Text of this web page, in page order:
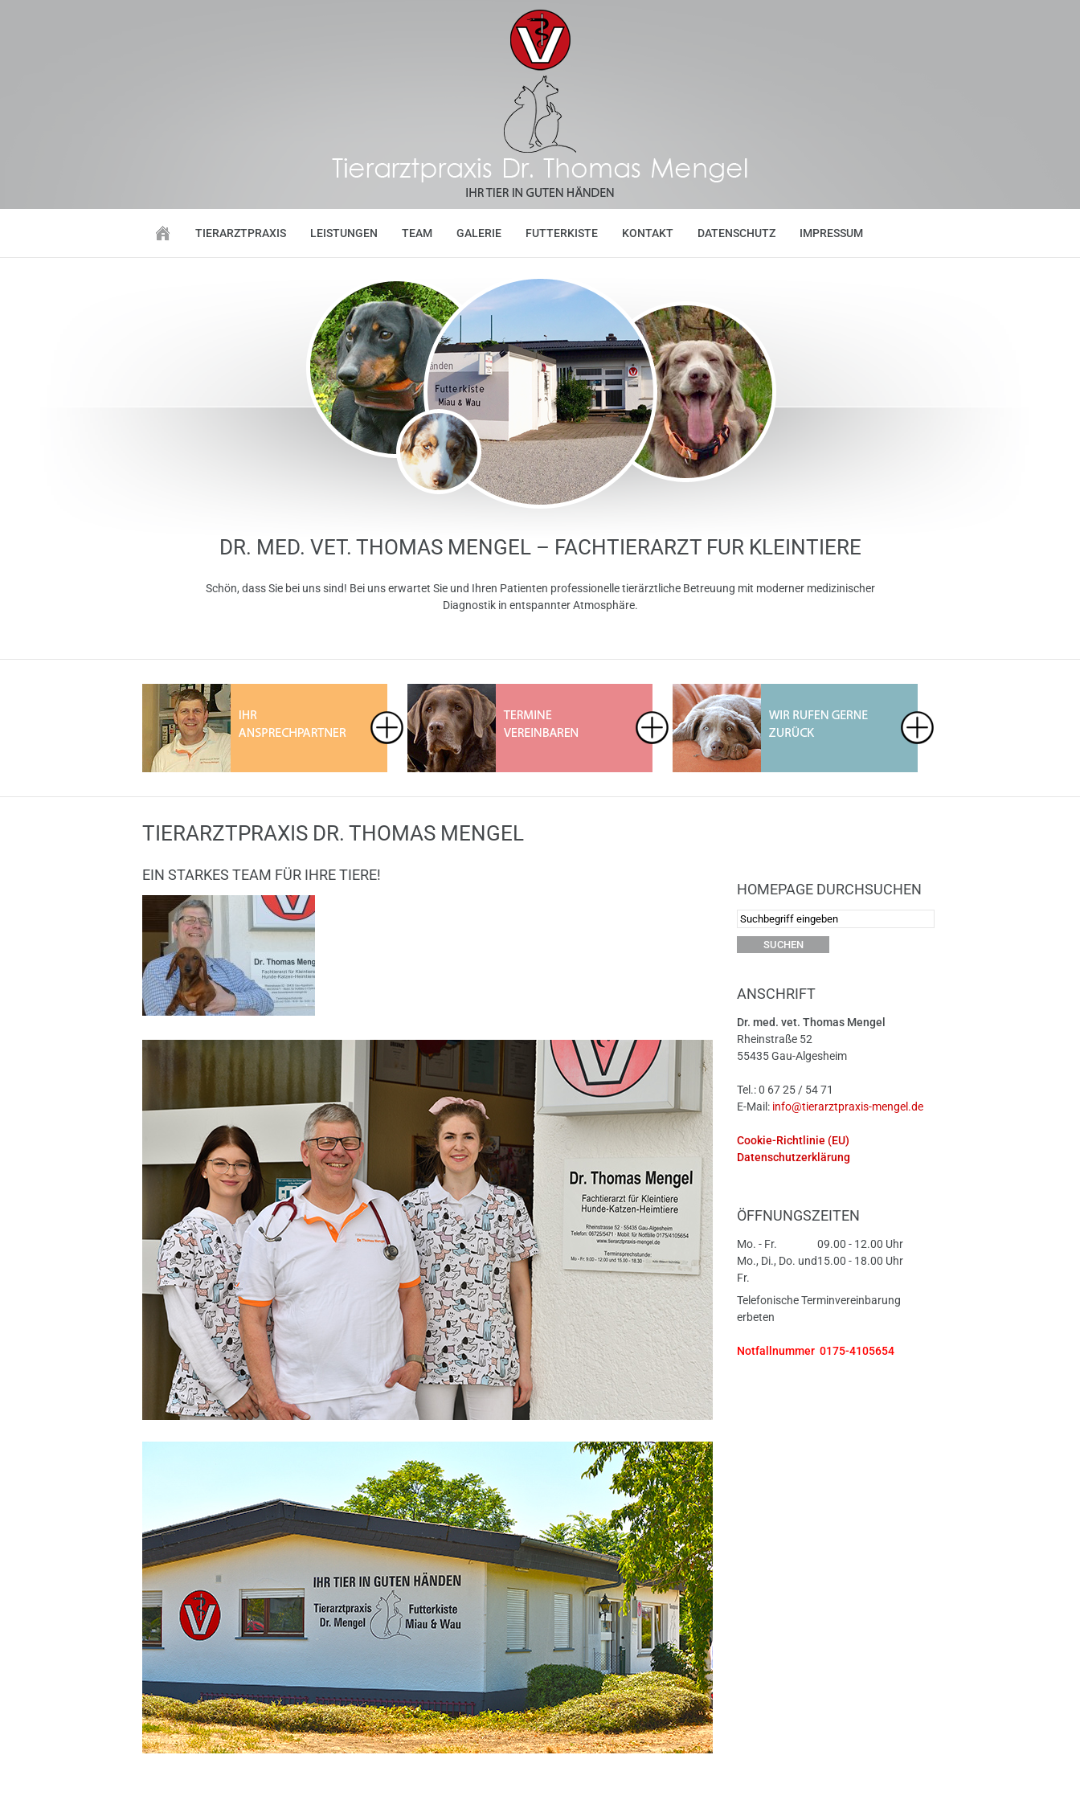
TIERARZTPRAXIS LEISTUNGEN TEAM GALERIE FUTTERKISTE KONTAKT DATENSCHUTZ IMPRESSUM
DR. MED. VET. THOMAS MENGEL – FACHTIERARZT FÜR KLEINTIERE
Schön, dass Sie bei uns sind! Bei uns erwartet Sie und Ihren Patienten professionelle tierärztliche Betreuung mit moderner medizinischer
Diagnostik in entspannter Atmosphäre.
TIERARZTPRAXIS DR. THOMAS MENGEL
EIN STARKES TEAM FÜR IHRE TIERE!
HOMEPAGE DURCHSUCHEN
ANSCHRIFT
Dr. med. vet. Thomas Mengel
Rheinstraße 52
55435 Gau-Algesheim
Tel.: 0 67 25 / 54 71
E-Mail: info@tierarztpraxis-mengel.de
Cookie-Richtlinie (EU)
Datenschutzerklärung
ÖFFNUNGSZEITEN
Mo. - Fr.
09.00 - 12.00 Uhr
Mo., Di., Do. und
Fr.
15.00 - 18.00 Uhr
Telefonische Terminvereinbarung
erbeten
Notfallnummer 0175-4105654